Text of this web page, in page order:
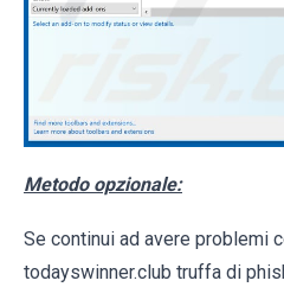
Metodo opzionale:
Se continui ad avere problemi
todayswinner.club truffa di